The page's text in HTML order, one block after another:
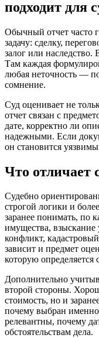
подходит для
Обычный отчет часто
задачу: сделку,
залог или наследство.
Там каждая
любая неточность —
сомнение.
Суд оценивает не
отчет связан с
дате, корректно ли
надежными. Если
он становится
Что отличает
Судебно
строгой логики и
заранее понимать, по
имущества, взыскание
конфликт,
зависит и предмет
которую определяется
Дополнительно
второй стороны.
стоимость, но и
почему выбран
релевантны, почему
обстоятельствам дела.